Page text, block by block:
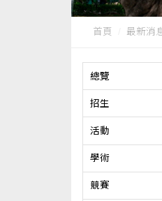
首頁 最新消
總覽
招生
活動
學術
競賽